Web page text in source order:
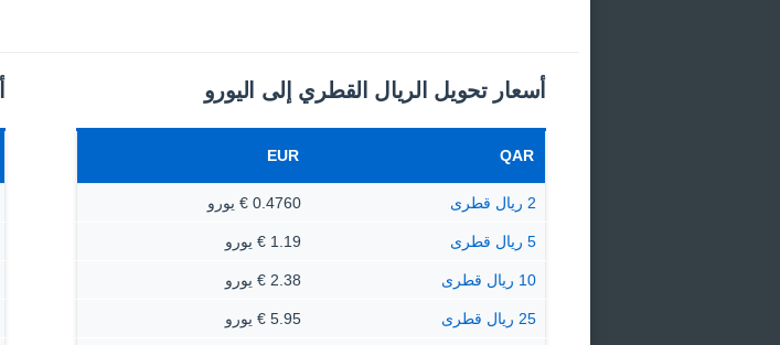
أسعار تحويل الريال القطري إلى اليورو
QAR
EUR
2 ريال قطرى 0.4760 € يورو
5 ريال قطرى 1.19 € يورو
10 ريال قطرى 2.38 € يورو
25 ريال قطرى 5.95 € يورو